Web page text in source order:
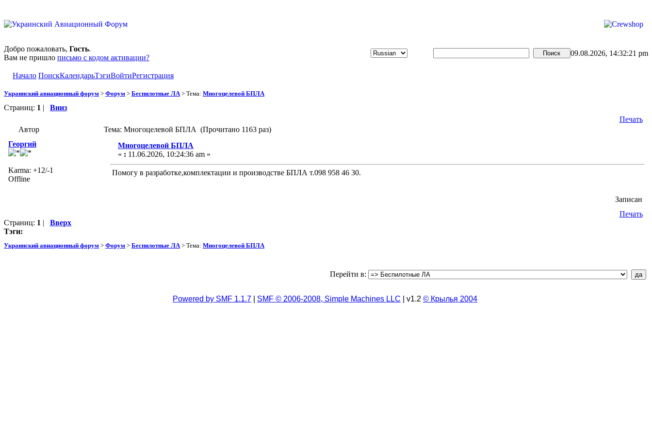
Добро пожаловать, Гость.
Вам не пришло письмо с кодом активации?
09.08.2026, 14:32:21 pm
Начало ПоискКалендарьТэгиВойтиРегистрация
Украинский авиационный форум > Форум > Беспилотные ЛА > Тема: Многоцелевой БПЛА
Страниц: 1 | Вниз
Печать
Автор
Тема: Многоцелевой БПЛА (Прочитано 1163 раз)
Георгий
Karma: +12/-1
Offline
Многоцелевой БПЛА
« : 11.06.2026, 10:24:36 am »
Помогу в разработке,комплектации и производстве БПЛА т.098 958 46 30.
Записан
Печать
Страниц: 1 | Вверх
Тэги:
Украинский авиационный форум > Форум > Беспилотные ЛА> Тема: Многоцелевой БПЛА
Перейти в:
Powered by SMF 1.1.7 SMF © 2006-2008, Simple Machines LLC | v1.2 © Крылья 2004